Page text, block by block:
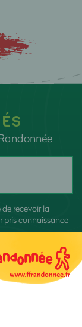
recevoir la
pris connaissance